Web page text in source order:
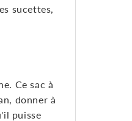
sucettes,
Ce sac à
donner à
puisse